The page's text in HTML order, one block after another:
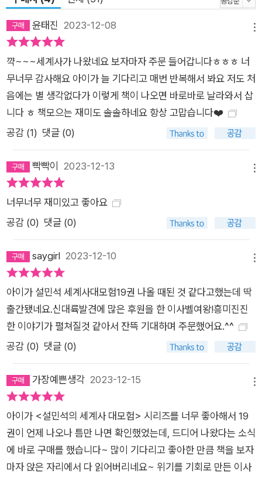
윤태진 2023-12-08
꺅~~~세계사가 나왔네요 보자마자 주문 들어갑니다ㅎㅎㅎ 너
무너무 감사해요 아이가 늘 기다리고 매번 반복해서 봐요 저도 처
음에는 별 생각없다가 이렇게 책이 나오면 바로바로 날라와서 삽
니다 ㅎ 책모으는 재미도 솔솔하네요 항상 고맙습니다❤️
공감 (1) 댓글 (0)
빡빡이 2023-12-13
너무너무 재미있고 좋아요
공감 (0) 댓글 (0)
saygirl 2023-12-10
아이가 설민석 세계사대모험19권 나올 때된 것 같다고했는데 딱
출간됐네요.신대륙발견에 많은 후원을 한 이사벨여왕!흥미진진
한 이야기가 펼쳐질것 같아서 잔뜩 기대하며 주문했어요.^^
공감 (0) 댓글 (0)
가장예쁜생각 2023-12-15
아이가 <설민석의 세계사 대모험> 시리즈를 너무 좋아해서 19
권이 언제 나오나 틈만 나면 확인했었는데, 드디어 나왔다는 소식
에 바로 구매를 했습니다~ 많이 기다리고 좋아한 만큼 책을 보자
마자 앉은 자리에서 다 읽어버리네요~ 위기를 기회로 만든 이사